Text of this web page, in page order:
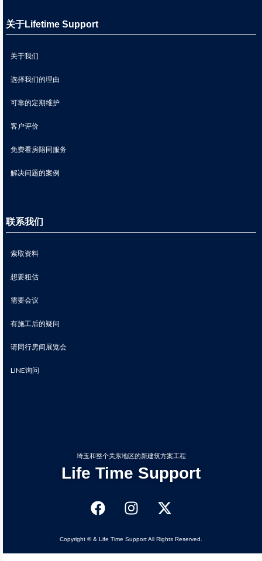
关于Lifetime Support
关于我们
选择我们的理由
可靠的定期维护
客户评价
免费看房陪同服务
解决问题的案例
联系我们
索取资料
想要粗估
需要会议
有施工后的疑问
请同行房间展览会
LINE询问
埼玉和整个关东地区的新建筑方案工程
Life Time Support
Copyright © & Life Time Support All Rights Reserved.